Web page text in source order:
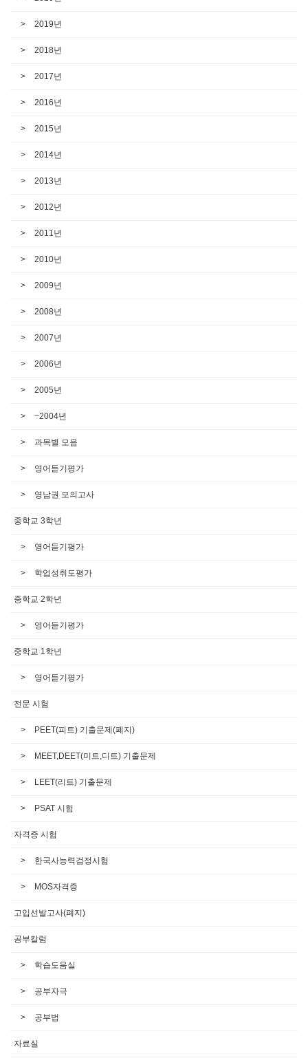
2019년
2018년
2017년
2016년
2015년
2014년
2013년
2012년
2011년
2010년
2009년
2008년
2007년
2006년
2005년
~2004년
과목별 모음
영어듣기평가
영남권 모의고사
중학교 3학년
영어듣기평가
학업성취도평가
중학교 2학년
영어듣기평가
중학교 1학년
영어듣기평가
전문 시험
PEET(피트) 기출문제(폐지)
MEET,DEET(미트,디트) 기출문제
LEET(리트) 기출문제
PSAT 시험
자격증 시험
한국사능력검정시험
MOS자격증
고입선발고사(폐지)
공부칼럼
학습도움실
공부자극
공부법
자료실